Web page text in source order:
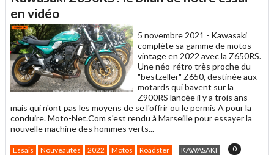
en vidéo
5 novembre 2021 - Kawasaki
complète sa gamme de motos
vintage en 2022 avec la Z650RS.
Une néo-rétro très proche du
"bestzeller" Z650, destinée aux
motards qui bavent sur la
Z900RS lancée il y a trois ans
mais qui n'ont pas les moyens de se l'offrir ou le permis A pour la
conduire. Moto-Net.Com s'est rendu à Marseille pour essayer la
nouvelle machine des hommes verts...
Essais Nouveautés 2022 Motos Roadster KAWASAKI 0